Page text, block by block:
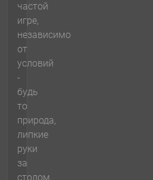
частой
игре,
независимо
от
условий
-
будь
то
природа,
липкие
руки
за
столом